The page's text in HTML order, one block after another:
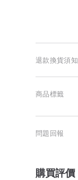
退款換貨須知
商品標籤
問題回報
購買評價